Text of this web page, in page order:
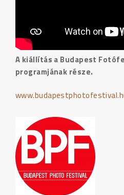
A kiállítás a Budapest
programjának része.